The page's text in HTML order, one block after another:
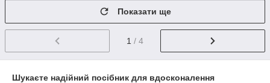
Показати ще
1 / 4
Шукаєте надійний посібник для вдосконалення